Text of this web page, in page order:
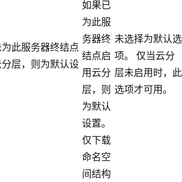
此服务器终结点
层，则为默认设
如果已
为此服
务器终
结点启
用云分
层，则
为默认
设置。
未选择为默认选
项。 仅当云分
层未启用时，此
选项才可用。
仅下载
命名空
间结构